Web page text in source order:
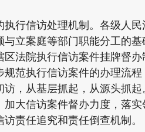
信访处理机制。各级人民
立案庭等部门职能分工的
法院执行信访案件挂牌督
规范执行信访案件的办理流
访，从基层抓起，从源头抓
加大信访案件督办力度，落
责任追究和责任倒查机制。